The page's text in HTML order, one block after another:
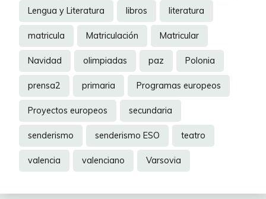
Lengua y Literatura libros literatura
matricula Matriculación Matricular
Navidad olimpiadas paz Polonia
prensa2 primaria Programas europeos
Proyectos europeos secundaria
senderismo senderismo ESO teatro
valencia valenciano Varsovia